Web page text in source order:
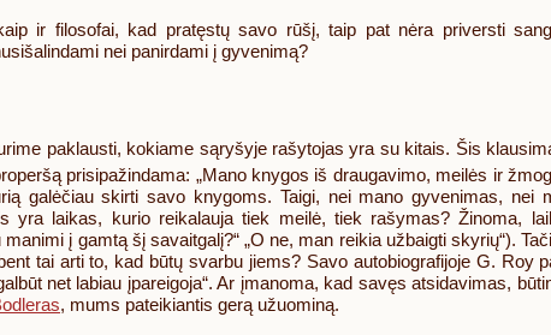
ir filosofai, kad pratęstų savo rūšį, taip pat nėra priversti
nei panirdami į gyvenimą?
paklausti, kokiame sąryšyje rašytojas yra su kitais. Šis
prisipažindama: „Mano knygos iš draugavimo, meilės ir
galėčiau skirti savo knygoms. Taigi, nei mano gyvenimas, nei
yra laikas, kurio reikalauja tiek meilė, tiek rašymas? Žinoma,
į gamtą šį savaitgalį?“ „O ne, man reikia užbaigti skyrių“).
tai arti to, kad būtų svarbu jiems? Savo autobiografijoje G. Roy
net labiau įpareigoja“. Ar įmanoma, kad savęs atsidavimas,
, mums pateikiantis gerą užuominą.